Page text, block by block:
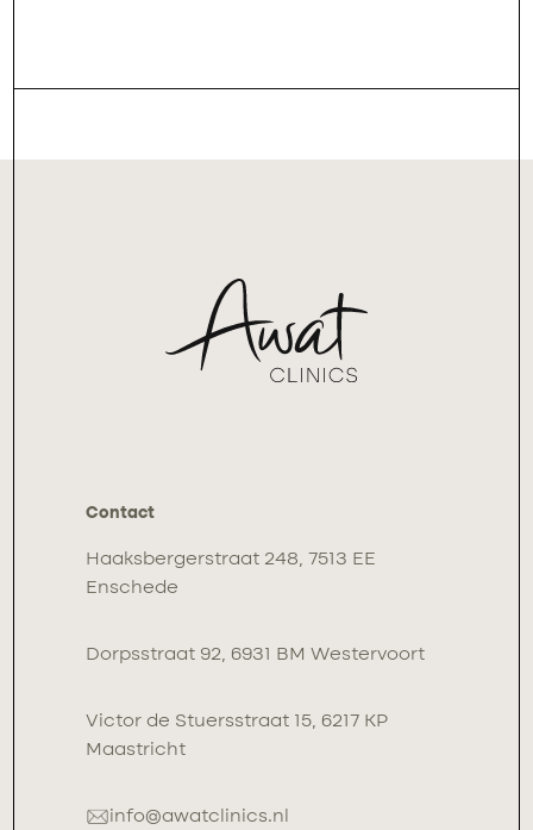
Contact
Haaksbergerstraat 248, 7513 EE
Enschede
Dorpsstraat 92, 6931 BM Westervoort
Victor de Stuersstraat 15, 6217 KP
Maastricht
info@awatclinics.nl